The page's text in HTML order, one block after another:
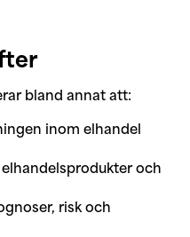
bland annat att:
inom elhandel
och
risk och